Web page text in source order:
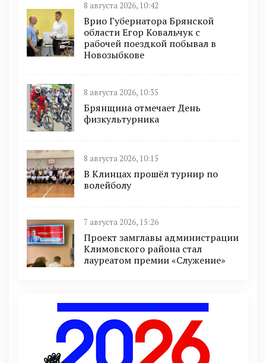
8 августа 2026, 10:42
Врио Губернатора Брянской
области Егор Ковальчук с
рабочей поездкой побывал в
Новозыбкове
8 августа 2026, 10:35
Брянщина отмечает День
физкультурника
8 августа 2026, 10:15
В Клинцах прошёл турнир по
волейболу
7 августа 2026, 15:26
Проект замглавы администрации
Климовского района стал
лауреатом премии «Служение»